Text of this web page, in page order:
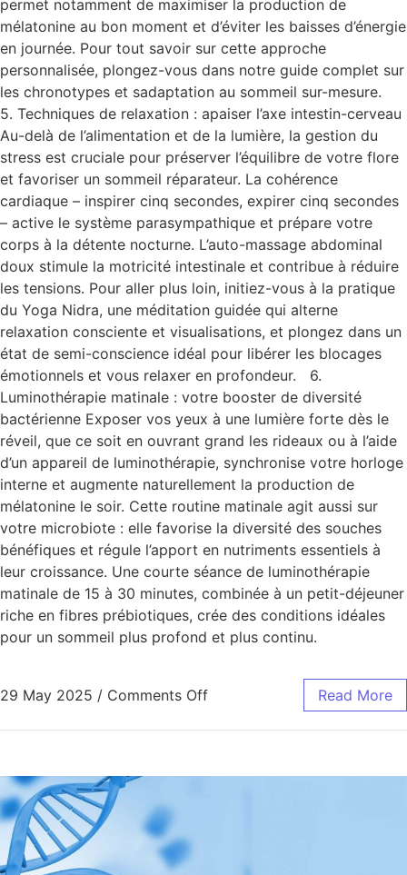
permet notamment de maximiser la production de
mélatonine au bon moment et d’éviter les baisses d’énergie
en journée. Pour tout savoir sur cette approche
personnalisée, plongez-vous dans notre guide complet sur
les chronotypes et sadaptation au sommeil sur-mesure.
5. Techniques de relaxation : apaiser l’axe intestin-cerveau
Au-delà de l’alimentation et de la lumière, la gestion du
stress est cruciale pour préserver l’équilibre de votre flore
et favoriser un sommeil réparateur. La cohérence
cardiaque – inspirer cinq secondes, expirer cinq secondes
– active le système parasympathique et prépare votre
corps à la détente nocturne. L’auto-massage abdominal
doux stimule la motricité intestinale et contribue à réduire
les tensions. Pour aller plus loin, initiez-vous à la pratique
du Yoga Nidra, une méditation guidée qui alterne
relaxation consciente et visualisations, et plongez dans un
état de semi-conscience idéal pour libérer les blocages
émotionnels et vous relaxer en profondeur. 6.
Luminothérapie matinale : votre booster de diversité
bactérienne Exposer vos yeux à une lumière forte dès le
réveil, que ce soit en ouvrant grand les rideaux ou à l’aide
d’un appareil de luminothérapie, synchronise votre horloge
interne et augmente naturellement la production de
mélatonine le soir. Cette routine matinale agit aussi sur
votre microbiote : elle favorise la diversité des souches
bénéfiques et régule l’apport en nutriments essentiels à
leur croissance. Une courte séance de luminothérapie
matinale de 15 à 30 minutes, combinée à un petit-déjeuner
riche en fibres prébiotiques, crée des conditions idéales
pour un sommeil plus profond et plus continu.
29 May 2025 / Comments Off Read More